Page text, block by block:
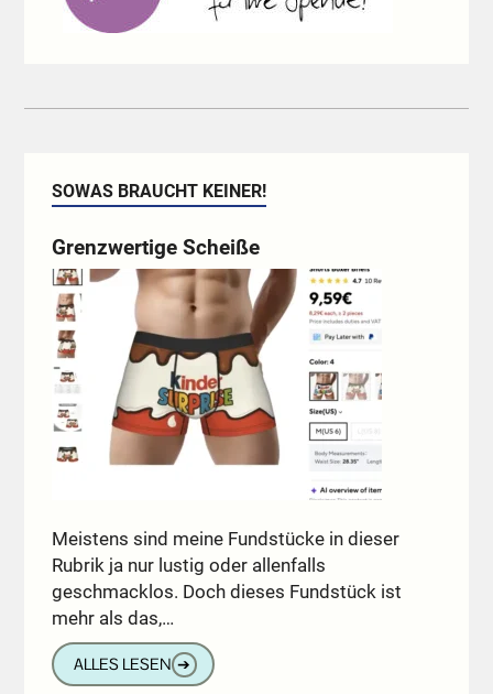
SOWAS BRAUCHT KEINER!
Grenzwertige Scheiße
Meistens sind meine Fundstücke in dieser
Rubrik ja nur lustig oder allenfalls
geschmacklos. Doch dieses Fundstück ist
mehr als das,…
ALLES LESEN ➔